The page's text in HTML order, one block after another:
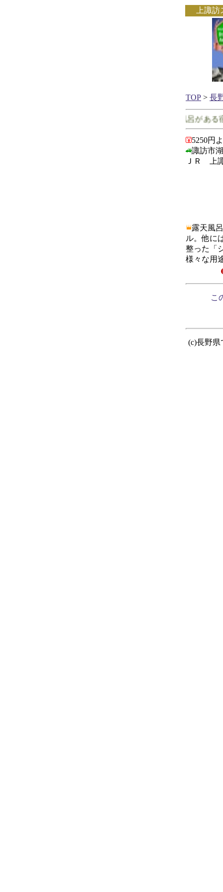
上諏
TOP > 長
長野県で客室に露天風呂がある
5250円
諏訪市
ＪＲ 上
露天風
ル。他に
整った「
様々な用
こ
(c)長野